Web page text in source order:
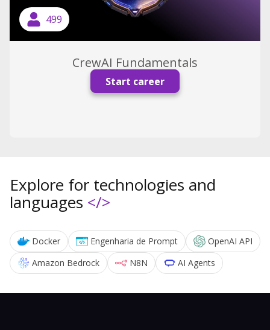
499
CrewAI Fundamentals
Start career
Explore for technologies and
languages </>
Docker Engenharia de Prompt
OpenAI API
Amazon Bedrock
N8N AI Agents